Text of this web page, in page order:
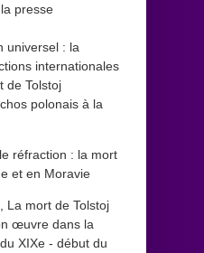
presse
universel : la
internationales
de Tolstoj
polonais à la
réfraction : la mort
et en Moravie
La mort de Tolstoj
œuvre dans la
XIXe - début du